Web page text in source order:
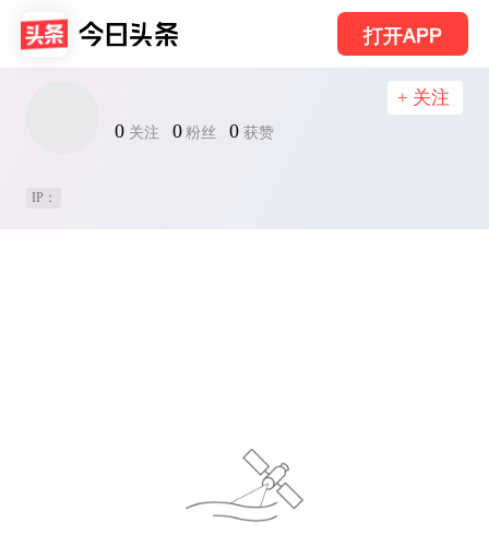
打开APP
0 关注 0 粉丝 0 获赞
+ 关注
IP：